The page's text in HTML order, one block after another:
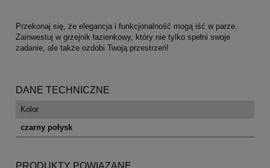
Przekonaj się, że elegancja i funkcjonalność mogą iść w parze.
Zainwestuj w grzejnik łazienkowy, który nie tylko spełni swoje
zadanie, ale także ozdobi Twoją przestrzeń!
DANE TECHNICZNE
Kolor
czarny połysk